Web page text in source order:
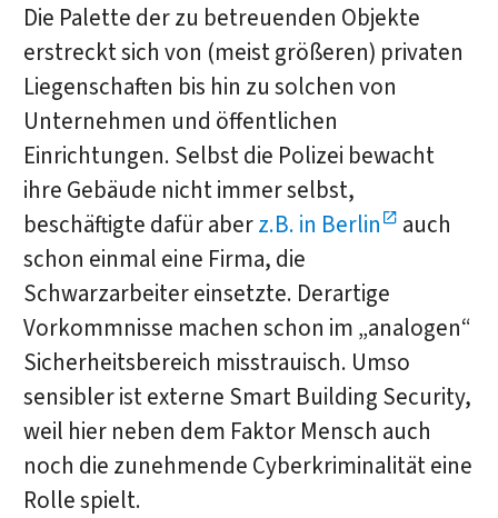
Die Palette der zu betreuenden Objekte
erstreckt sich von (meist größeren) privaten
Liegenschaften bis hin zu solchen von
Unternehmen und öffentlichen
Einrichtungen. Selbst die Polizei bewacht
ihre Gebäude nicht immer selbst,
beschäftigte dafür aberz.B. in Berlin
auch
schon einmal eine Firma, die
Schwarzarbeiter einsetzte. Derartige
Vorkommnisse machen schon im „analogen“
Sicherheitsbereich misstrauisch. Umso
sensibler ist externe Smart Building Security,
weil hier neben dem Faktor Mensch auch
noch die zunehmende Cyberkriminalität eine
Rolle spielt.